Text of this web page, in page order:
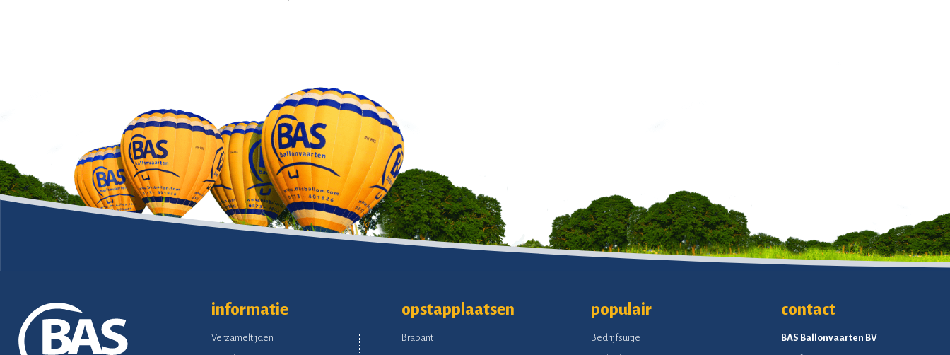
informatie
Verzameltijden
opstapplaatsen
Brabant
populair
Bedrijfsuitje
contact
BAS Ballonvaarten BV